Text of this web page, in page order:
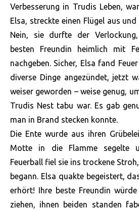
Verbesserung in Trudis Leben,
Elsa, streckte einen Flügel aus
Nein, sie durfte der
besten Freundin heimlich mit
nachgeben. Sicher, Elsa fand
diverse Dinge angezündet, jetzt
weiser geworden – weise genug,
Trudis Nest tabu war. Es gab
man in Brand stecken konnte.
Die Ente wurde aus ihren
Motte in die Flamme segelte
Feuerball fiel sie ins trockene
begann. Elsa quakte begeistert,
erhört! Ihre beste Freundin
ziehen, ihnen beiden standen